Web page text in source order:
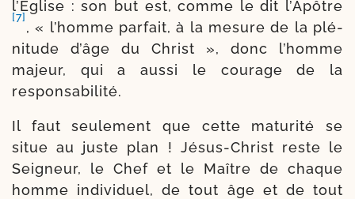
l’Eglise : son but est, comme le dit l’Apôtre
[7]
, « l’homme par­fait, à la mesure de la plé­
ni­tude d’âge du Christ », donc l’homme
majeur, qui a aus­si le cou­rage de la
responsabilité.
Il faut seule­ment que cette matu­ri­té se
situe au juste plan ! Jésus-​Christ reste le
Seigneur, le Chef et le Maître de chaque
homme indi­vi­duel, de tout âge et de tout